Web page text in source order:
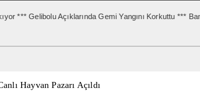
Açıklarında Gemi Yangını Korkuttu ***
Hayvan Pazarı Açıldı